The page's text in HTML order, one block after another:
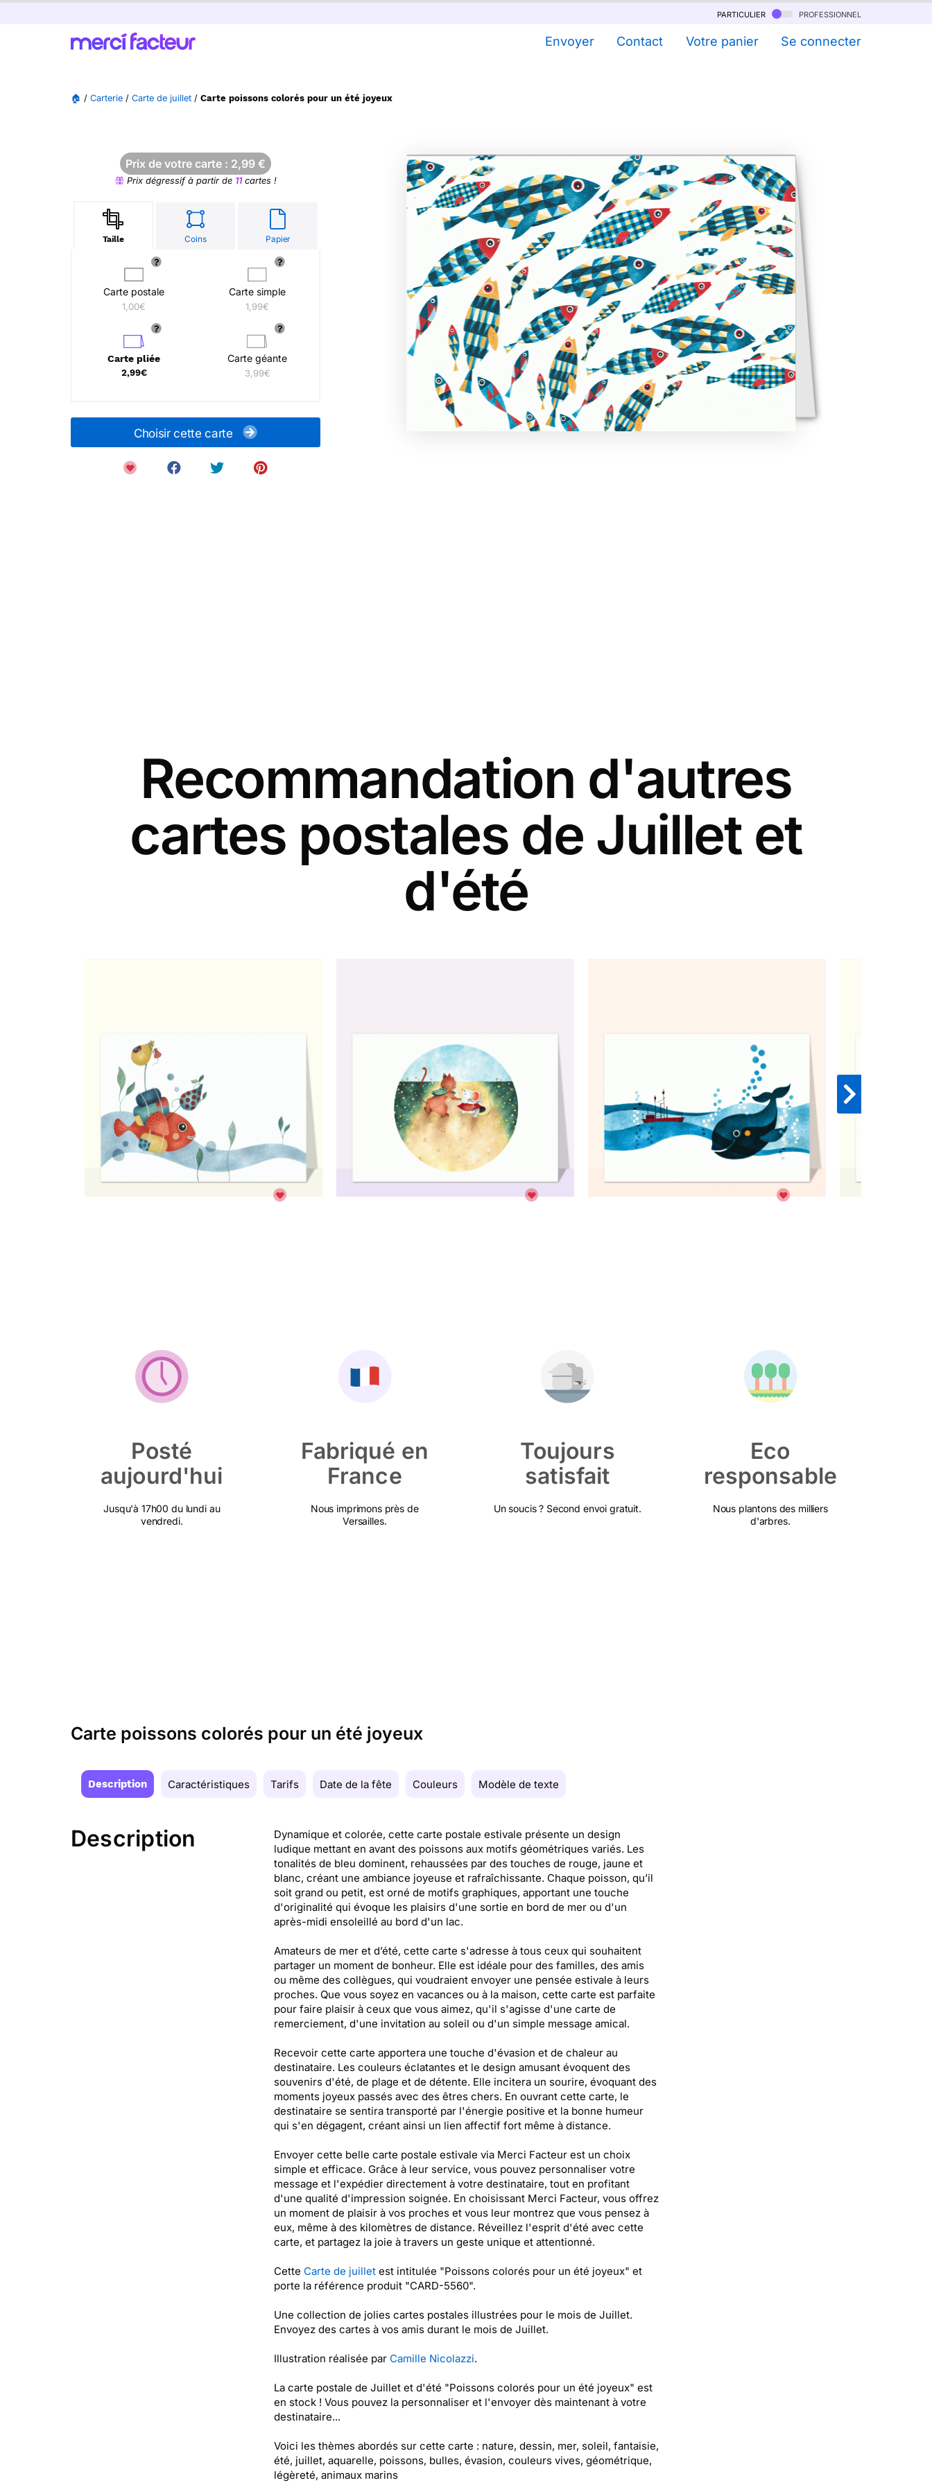
particulier professionnel
Envoyer Contact Votre panier Se connecter
🏠 / Carterie / Carte de juillet / Carte poissons colorés pour un été joyeux
Prix de votre carte : 2,99 €
Prix dégressif à partir de 11cartes !
Taille Coins Papier
Carte postale
1,00€
Carte simple
1,99€
Carte pliée
2,99€
Carte géante
3,99€
Choisir cette carte
Recommandation d'autres
cartes postales de Juillet et
d'été
Posté
aujourd'hui
Jusqu'à 17h00 du lundi au
vendredi.
Fabriqué en
France
Nous imprimons près de
Versailles.
Toujours
satisfait
Un soucis ? Second envoi gratuit.
Eco
responsable
Nous plantons des milliers
d'arbres.
Carte poissons colorés pour un été joyeux
Description Caractéristiques Tarifs Date de la fête Couleurs Modèle de texte
Description
Dynamique et colorée, cette carte postale estivale présente un design
ludique mettant en avant des poissons aux motifs géométriques variés. Les
tonalités de bleu dominent, rehaussées par des touches de rouge, jaune et
blanc, créant une ambiance joyeuse et rafraîchissante. Chaque poisson, qu’il
soit grand ou petit, est orné de motifs graphiques, apportant une touche
d'originalité qui évoque les plaisirs d'une sortie en bord de mer ou d'un
après-midi ensoleillé au bord d'un lac.
Amateurs de mer et d’été, cette carte s'adresse à tous ceux qui souhaitent
partager un moment de bonheur. Elle est idéale pour des familles, des amis
ou même des collègues, qui voudraient envoyer une pensée estivale à leurs
proches. Que vous soyez en vacances ou à la maison, cette carte est parfaite
pour faire plaisir à ceux que vous aimez, qu'il s'agisse d'une carte de
remerciement, d'une invitation au soleil ou d'un simple message amical.
Recevoir cette carte apportera une touche d'évasion et de chaleur au
destinataire. Les couleurs éclatantes et le design amusant évoquent des
souvenirs d'été, de plage et de détente. Elle incitera un sourire, évoquant des
moments joyeux passés avec des êtres chers. En ouvrant cette carte, le
destinataire se sentira transporté par l'énergie positive et la bonne humeur
qui s'en dégagent, créant ainsi un lien affectif fort même à distance.
Envoyer cette belle carte postale estivale via Merci Facteur est un choix
simple et efficace. Grâce à leur service, vous pouvez personnaliser votre
message et l'expédier directement à votre destinataire, tout en profitant
d'une qualité d'impression soignée. En choisissant Merci Facteur, vous offrez
un moment de plaisir à vos proches et vous leur montrez que vous pensez à
eux, même à des kilomètres de distance. Réveillez l'esprit d'été avec cette
carte, et partagez la joie à travers un geste unique et attentionné.
Cette Carte de juilletest intitulée "Poissons colorés pour un été joyeux" et
porte la référence produit "CARD-5560".
Une collection de jolies cartes postales illustrées pour le mois de Juillet.
Envoyez des cartes à vos amis durant le mois de Juillet.
Illustration réalisée par Camille Nicolazzi.
La carte postale de Juillet et d'été "Poissons colorés pour un été joyeux" est
en stock ! Vous pouvez la personnaliser et l'envoyer dès maintenant à votre
destinataire...
Voici les thèmes abordés sur cette carte : nature, dessin, mer, soleil, fantaisie,
été, juillet, aquarelle, poissons, bulles, évasion, couleurs vives, géométrique,
légèreté, animaux marins